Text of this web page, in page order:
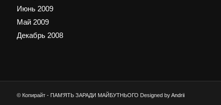
Июнь 2009
Май 2009
Декабрь 2008
© Копирайт - ПАМ’ЯТЬ ЗАРАДИ МАЙБУТНЬОГО Designed byAndrii